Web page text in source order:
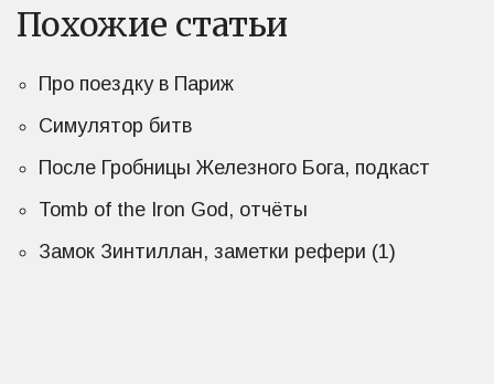
Похожие статьи
Про поездку в Париж
Симулятор битв
После Гробницы Железного Бога, подкаст
Tomb of the Iron God, отчёты
Замок Зинтиллан, заметки рефери (1)